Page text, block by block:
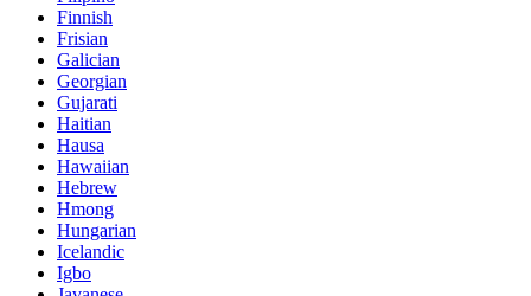
Finnish
Frisian
Galician
Georgian
Gujarati
Haitian
Hausa
Hawaiian
Hebrew
Hmong
Hungarian
Icelandic
Igbo